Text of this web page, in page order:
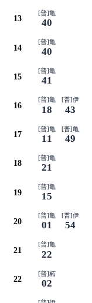
13
[普]亀
40
14
[普]亀
40
15
[普]亀
41
16
[普]亀
18
[普]伊
43
17
[普]亀
11
[普]亀
49
18
[普]亀
21
19
[普]亀
15
20
[普]亀
01
[普]伊
54
21
[普]亀
22
22
[普]柘
02